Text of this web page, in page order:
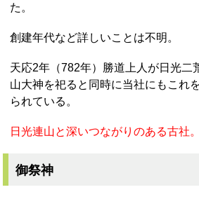
た。
創建年代など詳しいことは不明。
天応2年（782年）勝道上人が日光二
山大神を祀ると同時に当社にもこれ
られている。
日光連山と深いつながりのある古社。
御祭神